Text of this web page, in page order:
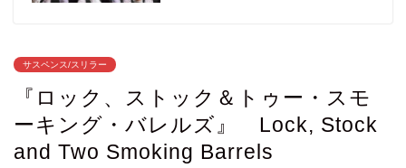
サスペンス/スリラー
『ロック、ストック＆トゥー・スモ
ーキング・バレルズ』 Lock, Stock
and Two Smoking Barrels